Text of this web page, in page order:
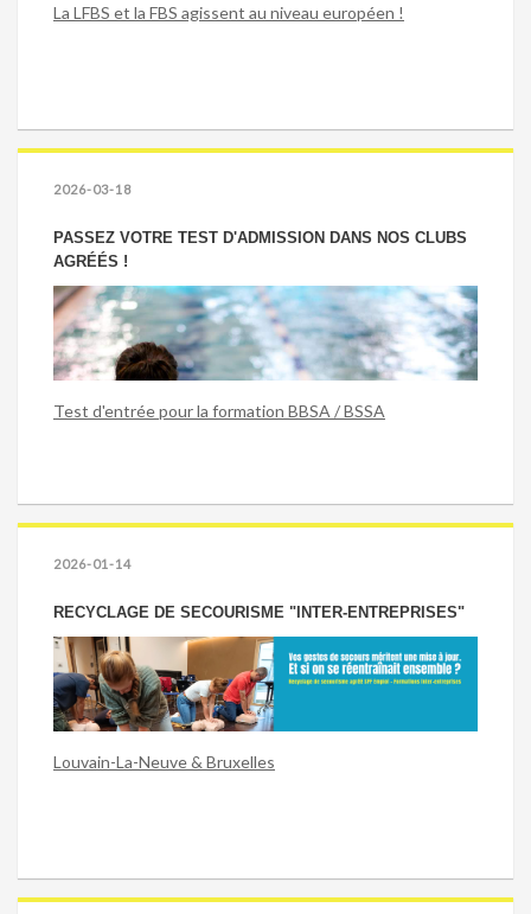
La LFBS et la FBS agissent au niveau européen !
2026-03-18
PASSEZ VOTRE TEST D'ADMISSION DANS NOS CLUBS
AGRÉÉS !
Test d'entrée pour la formation BBSA / BSSA
2026-01-14
RECYCLAGE DE SECOURISME "INTER-ENTREPRISES"
Louvain-La-Neuve & Bruxelles